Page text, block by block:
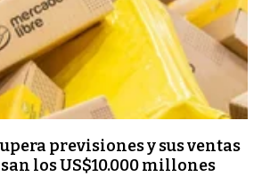
previsiones y sus ventas
los US$10.000 millones